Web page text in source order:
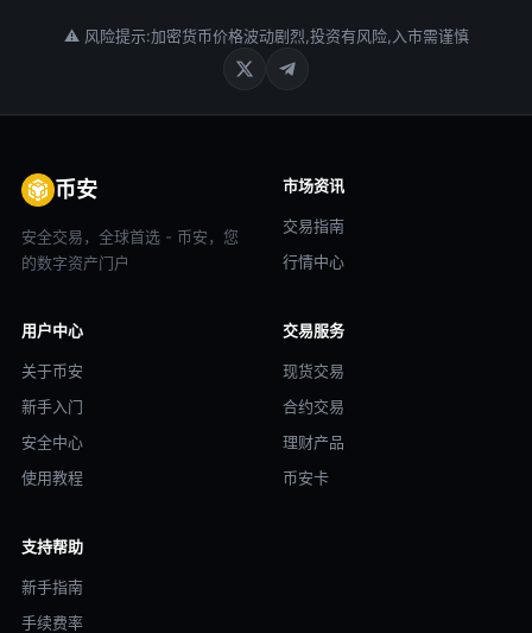
⚠ 风险提示:加密货币价格波动剧烈,投资有风险,入市需谨慎
币安
安全交易，全球首选 - 币安，您
的数字资产门户
市场资讯
交易指南
行情中心
用户中心
关于币安
新手入门
安全中心
使用教程
交易服务
现货交易
合约交易
理财产品
币安卡
支持帮助
新手指南
手续费率